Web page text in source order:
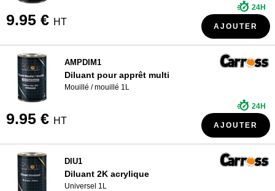
9.95 € HT
24H
AJOUTER
AMPDIM1
Diluant pour apprêt multi
Mouillé / mouillé 1L
9.95 € HT
24H
AJOUTER
DIU1
Diluant 2K acrylique
Universel 1L